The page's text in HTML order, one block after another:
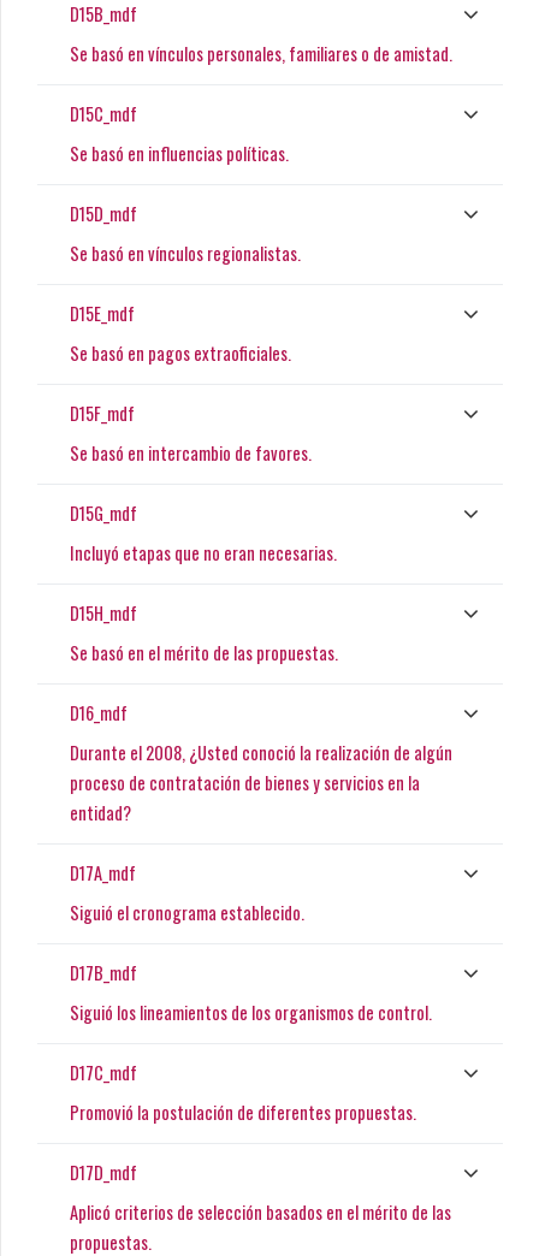
D15B_mdf
Se basó en vínculos personales, familiares o de amistad.
D15C_mdf
Se basó en influencias políticas.
D15D_mdf
Se basó en vínculos regionalistas.
D15E_mdf
Se basó en pagos extraoficiales.
D15F_mdf
Se basó en intercambio de favores.
D15G_mdf
Incluyó etapas que no eran necesarias.
D15H_mdf
Se basó en el mérito de las propuestas.
D16_mdf
Durante el 2008, ¿Usted conoció la realización de algún
proceso de contratación de bienes y servicios en la
entidad?
D17A_mdf
Siguió el cronograma establecido.
D17B_mdf
Siguió los lineamientos de los organismos de control.
D17C_mdf
Promovió la postulación de diferentes propuestas.
D17D_mdf
Aplicó criterios de selección basados en el mérito de las
propuestas.